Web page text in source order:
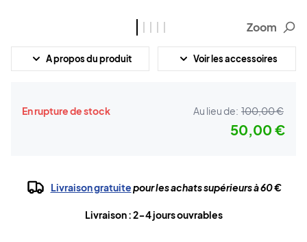
Zoom
A propos du produit Voir les accessoires
En rupture de stock Au lieu de: 100,00 €
50,00 €
Livraison gratuitepour les achats supérieurs à 60 €
Livraison : 2-4 jours ouvrables